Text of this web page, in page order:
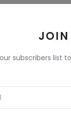
JOIN
subscribers list